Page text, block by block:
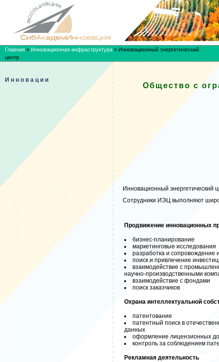
Главная » Инновационная инфраструктура » Инновационный энергетический
центр
Инновации
Общество с
Инновационный
Сотрудники ИЭЦ выполняют
Продвижение инновационных
бизнес-планирование
маркетинговые исследования
разработка и сопровождение
поиск и привлечение
взаимодействие с
научно-производственными
взаимодействие с фондами
поиск заказчиков
Охрана интеллектуальной
патентование
патентный поиск в
данных
оформление лицензионных
контроль за соблюдением
Рекламная деятельность